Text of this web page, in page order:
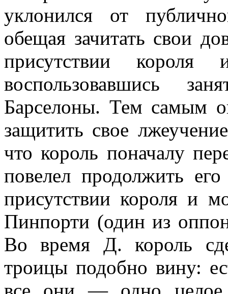
уклонился от
обещая зачитать свои
присутствии
воспользовавшись
Барселоны. Тем самым
защитить свое
что король поначалу
повелел продолжить
присутствии короля и
Пинпорти (один из
Во время Д. король
троицы подобно вину: